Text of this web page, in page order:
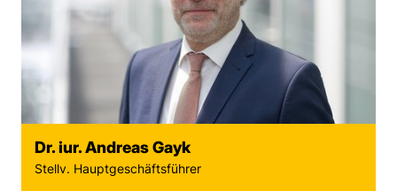
Dr. iur. Andreas Gayk
Stellv. Hauptgeschäftsführer